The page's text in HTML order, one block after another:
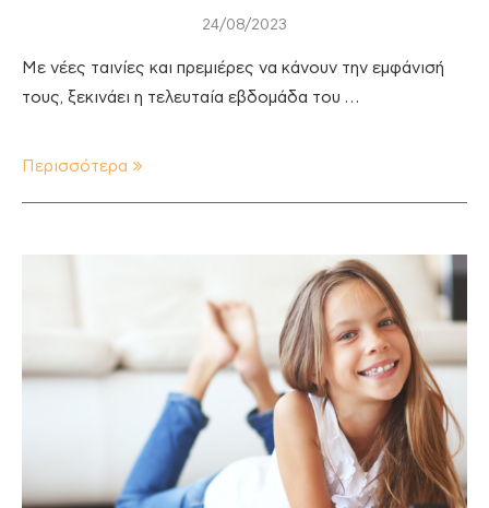
24/08/2023
Με νέες ταινίες και πρεμιέρες να κάνουν την εμφάνισή
τους, ξεκινάει η τελευταία εβδομάδα του …
Περισσότερα